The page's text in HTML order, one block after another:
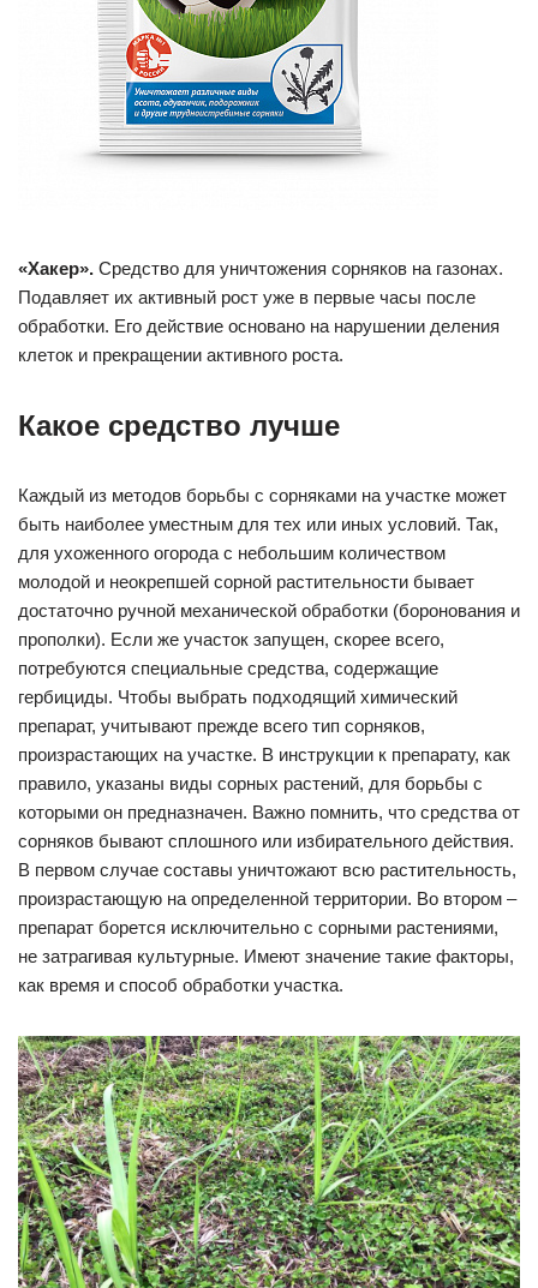
«Хакер». Средство для уничтожения сорняков на газонах.
Подавляет их активный рост уже в первые часы после
обработки. Его действие основано на нарушении деления
клеток и прекращении активного роста.
Какое средство лучше
Каждый из методов борьбы с сорняками на участке может
быть наиболее уместным для тех или иных условий. Так,
для ухоженного огорода с небольшим количеством
молодой и неокрепшей сорной растительности бывает
достаточно ручной механической обработки (боронования и
прополки). Если же участок запущен, скорее всего,
потребуются специальные средства, содержащие
гербициды. Чтобы выбрать подходящий химический
препарат, учитывают прежде всего тип сорняков,
произрастающих на участке. В инструкции к препарату, как
правило, указаны виды сорных растений, для борьбы с
которыми он предназначен. Важно помнить, что средства от
сорняков бывают сплошного или избирательного действия.
В первом случае составы уничтожают всю растительность,
произрастающую на определенной территории. Во втором –
препарат борется исключительно с сорными растениями,
не затрагивая культурные. Имеют значение такие факторы,
как время и способ обработки участка.